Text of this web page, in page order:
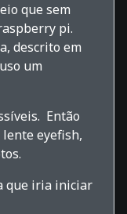
que sem
pi.
descrito em
um
Então
eyefish,
que iria iniciar